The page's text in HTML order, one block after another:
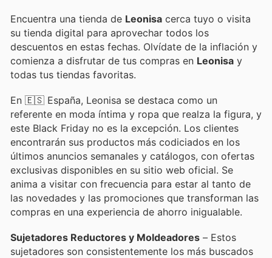
Encuentra una tienda de Leonisa cerca tuyo o visita
su tienda digital para aprovechar todos los
descuentos en estas fechas. Olvídate de la inflación y
comienza a disfrutar de tus compras en Leonisa y
todas tus tiendas favoritas.
En 🇪🇸 España, Leonisa se destaca como un
referente en moda íntima y ropa que realza la figura, y
este Black Friday no es la excepción. Los clientes
encontrarán sus productos más codiciados en los
últimos anuncios semanales y catálogos, con ofertas
exclusivas disponibles en su sitio web oficial. Se
anima a visitar con frecuencia para estar al tanto de
las novedades y las promociones que transforman las
compras en una experiencia de ahorro inigualable.
Sujetadores Reductores y Moldeadores – Estos
sujetadores son consistentemente los más buscados